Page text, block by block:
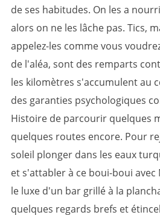
de ses habitudes. On les a
alors on ne les lâche pas. Tics,
appelez-les comme vous
de l'aléa, sont des remparts
les kilomètres s'accumulent au
des garanties psychologiques
Histoire de parcourir quelques
quelques routes encore. Pour
soleil plonger dans les eaux
et s'attabler à ce boui-boui
le luxe d'un bar grillé à la
quelques regards brefs et